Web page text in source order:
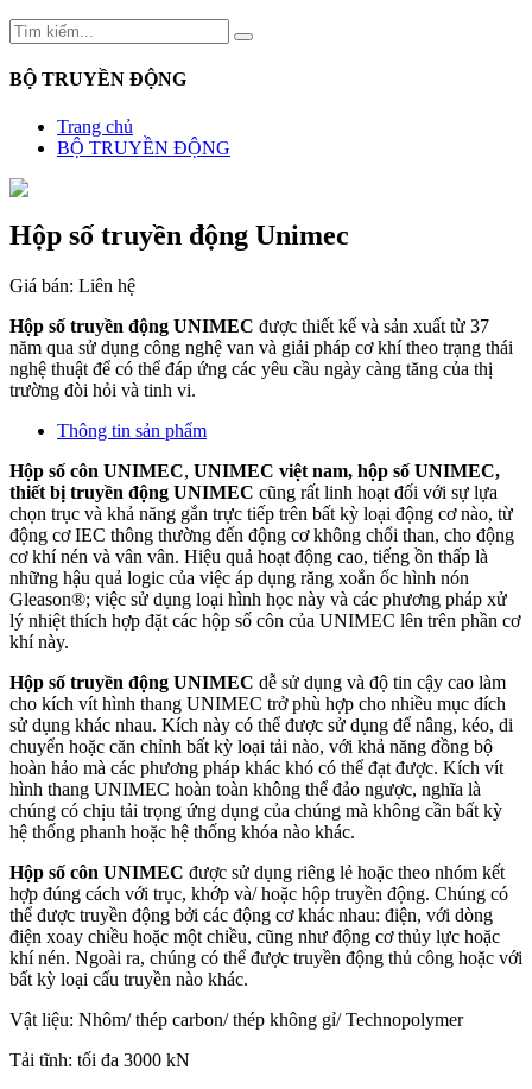
BỘ TRUYỀN ĐỘNG
Trang chủ
BỘ TRUYỀN ĐỘNG
Hộp số truyền động Unimec
Giá bán: Liên hệ
Hộp số truyền động UNIMEC được thiết kế và sản xuất từ ​​37
năm qua sử dụng công nghệ van và giải pháp cơ khí theo trạng thái
nghệ thuật để có thể đáp ứng các yêu cầu ngày càng tăng của thị
trường đòi hỏi và tinh vi.
Thông tin sản phẩm
Hộp số côn UNIMEC, UNIMEC việt nam, hộp số UNIMEC,
thiết bị truyền động UNIMEC cũng rất linh hoạt đối với sự lựa
chọn trục và khả năng gắn trực tiếp trên bất kỳ loại động cơ nào, từ
động cơ IEC thông thường đến động cơ không chổi than, cho động
cơ khí nén và vân vân. Hiệu quả hoạt động cao, tiếng ồn thấp là
những hậu quả logic của việc áp dụng răng xoắn ốc hình nón
Gleason®; việc sử dụng loại hình học này và các phương pháp xử
lý nhiệt thích hợp đặt các hộp số côn của UNIMEC lên trên phần cơ
khí này.
Hộp số truyền động UNIMEC dễ sử dụng và độ tin cậy cao làm
cho kích vít hình thang UNIMEC trở phù hợp cho nhiều mục đích
sử dụng khác nhau. Kích này có thể được sử dụng để nâng, kéo, di
chuyển hoặc căn chỉnh bất kỳ loại tải nào, với khả năng đồng bộ
hoàn hảo mà các phương pháp khác khó có thể đạt được. Kích vít
hình thang UNIMEC hoàn toàn không thể đảo ngược, nghĩa là
chúng có chịu tải trọng ứng dụng của chúng mà không cần bất kỳ
hệ thống phanh hoặc hệ thống khóa nào khác.
Hộp số côn UNIMEC được sử dụng riêng lẻ hoặc theo nhóm kết
hợp đúng cách với trục, khớp và/ hoặc hộp truyền động. Chúng có
thể được truyền động bởi các động cơ khác nhau: điện, với dòng
điện xoay chiều hoặc một chiều, cũng như động cơ thủy lực hoặc
khí nén. Ngoài ra, chúng có thể được truyền động thủ công hoặc với
bất kỳ loại cấu truyền nào khác.
Vật liệu: Nhôm/ thép carbon/ thép không gỉ/ Technopolymer
Tải tĩnh: tối đa 3000 kN